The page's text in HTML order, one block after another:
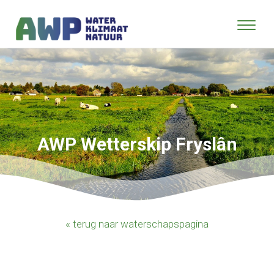
AWP Wetterskip Fryslân
« terug naar waterschapspagina